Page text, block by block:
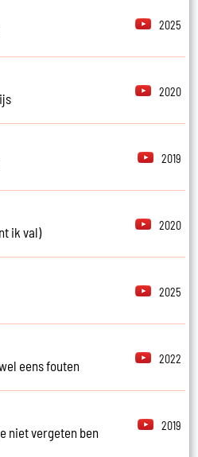
2025
2020
2019
ik val)
2020
2025
eens fouten
2022
niet vergeten ben
2019